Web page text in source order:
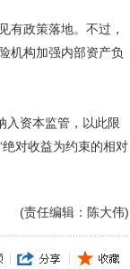
政策落地。不过，
机构加强内部资产负
资本监管，以此限
对收益为约束的相对
(责任编辑：陈大伟)